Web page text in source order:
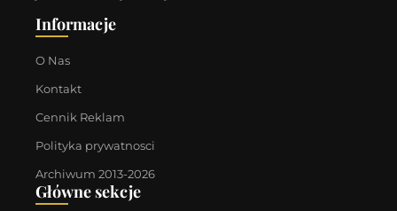
Informacje
O Nas
Kontakt
Cennik Reklam
Polityka prywatnosci
Archiwum 2013-2026
Główne sekcje